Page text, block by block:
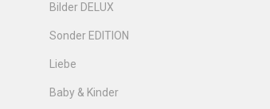
Bilder DELUX
Sonder EDITION
Liebe
Baby & Kinder